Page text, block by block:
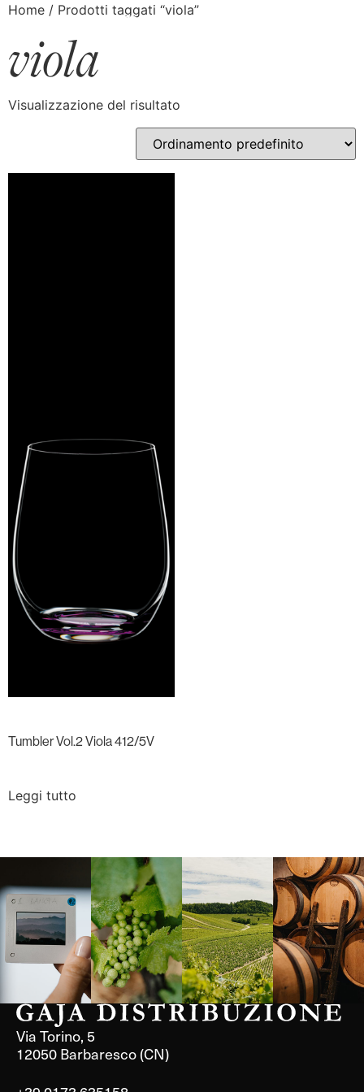
Home / Prodotti taggati “viola”
viola
Visualizzazione del risultato
Tumbler Vol.2 Viola 412/5V
Leggi tutto
Langa, 1977 Borgogna,
Francia
Borgogna,
Francia
Instagram
Via Torino, 5
12050 Barbaresco (CN)